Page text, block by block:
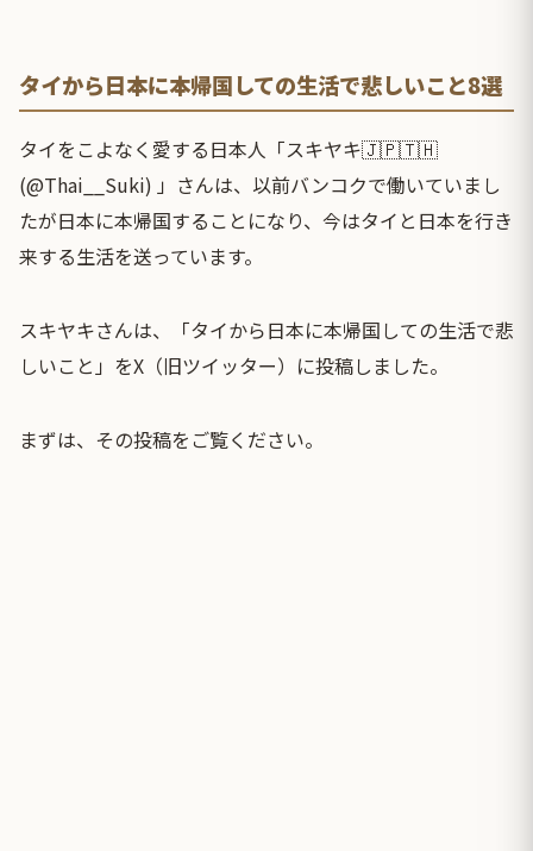
タイから日本に本帰国しての生活で悲しいこと8選
タイをこよなく愛する日本人「スキヤキ🇯🇵🇹🇭
(@Thai__Suki) 」さんは、以前バンコクで働いていまし
たが日本に本帰国することになり、今はタイと日本を行き
来する生活を送っています。
スキヤキさんは、「タイから日本に本帰国しての生活で悲
しいこと」をX（旧ツイッター）に投稿しました。
まずは、その投稿をご覧ください。